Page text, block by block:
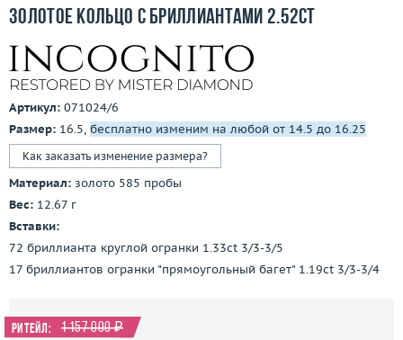
Заказать звонок
Золотое кольцо с бриллиантами 2.52ct
Артикул: 071024/6
Размер: 16.5, бесплатно изменим на любой от 14.5 до 16.25
Как заказать изменение размера?
Материал: золото 585 пробы
Вес: 12.67 г
Вставки:
72 бриллианта круглой огранки 1.33ct 3/3-3/5
17 бриллиантов огранки "прямоугольный багет" 1.19ct 3/3-3/4
Ритейл: 1 157 000 ₽